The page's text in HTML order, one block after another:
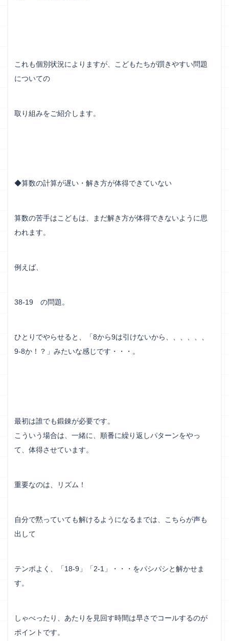
これも個別状況によりますが、こどもたちが躓きやすい問題
についての
取り組みをご紹介します。
◆算数の計算が遅い・解き方が体得できていない
算数の苦手はこどもは、まだ解き方が体得できないように思
われます。
例えば、
38-19 の問題。
ひとりでやらせると、「8から9は引けないから、、、、、、
9-8か！？」みたいな感じです・・・。
最初は誰でも鍛錬が必要です。
こういう場合は、一緒に、順番に繰り返しパターンをやっ
て、体得させています。
重要なのは、リズム！
自分で黙っていても解けるようになるまでは、こちらが声も
出して
テンポよく、「18-9」「2-1」・・・をパシパシと解かせま
す。
しゃべったり、あたりを見回す時間は早さでコールするのが
ポイントです。